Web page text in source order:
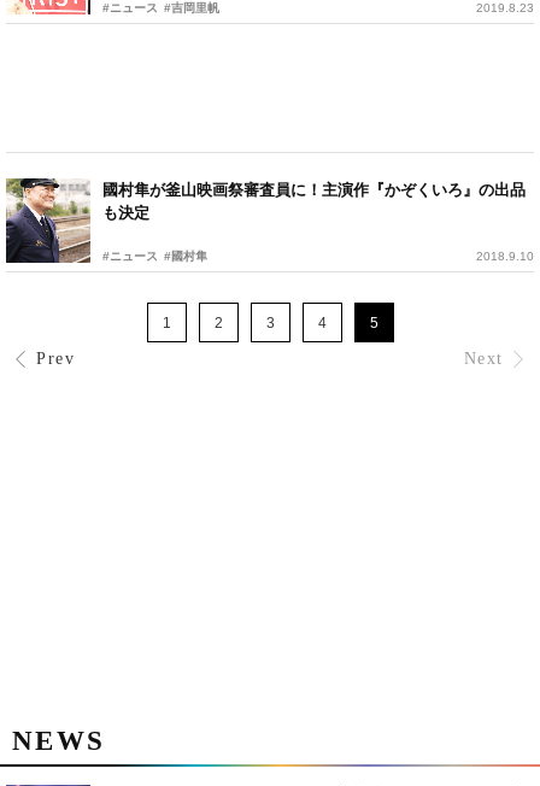
#ニュース #吉岡里帆 2019.8.23
國村隼が釜山映画祭審査員に！主演作『かぞくいろ』の出品
も決定
#ニュース #國村隼 2018.9.10
Prev
1 2 3 4 5
Next
NEWS